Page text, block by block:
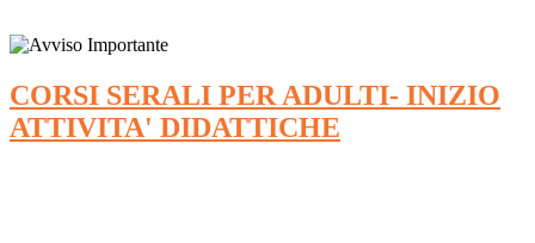
CORSI SERALI PER ADULTI- INIZIO
ATTIVITA' DIDATTICHE